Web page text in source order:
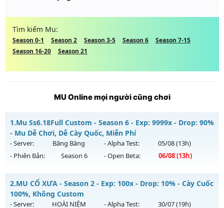
Tìm kiếm Mu:
Season 0-1 Season 2 Season 3-5 Season 6
Season 7-15
Season 16-20
Season 21
MU Online mọi người cũng chơi
1.Mu Ss6.18Full Custom - Season 6 - Exp: 9999x - Drop: 90%
- Mu Dễ Chơi, Dễ Cày Quốc, Miễn Phí
- Server: Băng Băng - Alpha Test: 05/08(13h)
- Phiên Bản:
Season 6 - Open Beta: 06/08(13h)
Mu Ss6.18Full Custom - Mu Dễ Chơi, Dễ Cày Quốc, Miễn Phí
Mu mới ra tháng 08 2026 - Mở máy chủ
ngày 06/08/2626
2.MU CỔ XƯA - Season 2 - Exp: 100x - Drop: 10% - Cày Cuốc
100%, Không Custom
- Server: HOÀI NIỆM - Alpha Test: 30/07(19h)